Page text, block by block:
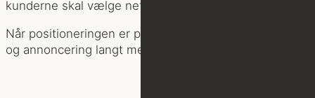
kunderne skal vælge netop jer.
Når positioneringen er på plads, bliver både SEO, GEO
og annoncering langt mere effektivt.